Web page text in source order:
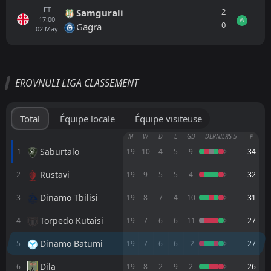
FT
17:00
02 May
Samgurali
Gagra
2
0
W
30Aug
21Aug
Dinamo Batumi
17:00
17:00
Aug
Dinamo Batumi
Gagra
17:00
Dinamo Tbilisi
1
EROVNULI LIGA CLASSEMENT
Total Équipe locale Équipe visiteuse
M W D L GD DERNIERS 5 P
1 Saburtalo 19 10 4 5 9 34
2 Rustavi 19 9 5 5 4 32
3 Dinamo Tbilisi 19 8 7 4 10 31
4 Torpedo Kutaisi 19 7 6 6 11 27
5 Dinamo Batumi 19 7 6 6 -2 27
6 Dila 19 8 2 9 2 26